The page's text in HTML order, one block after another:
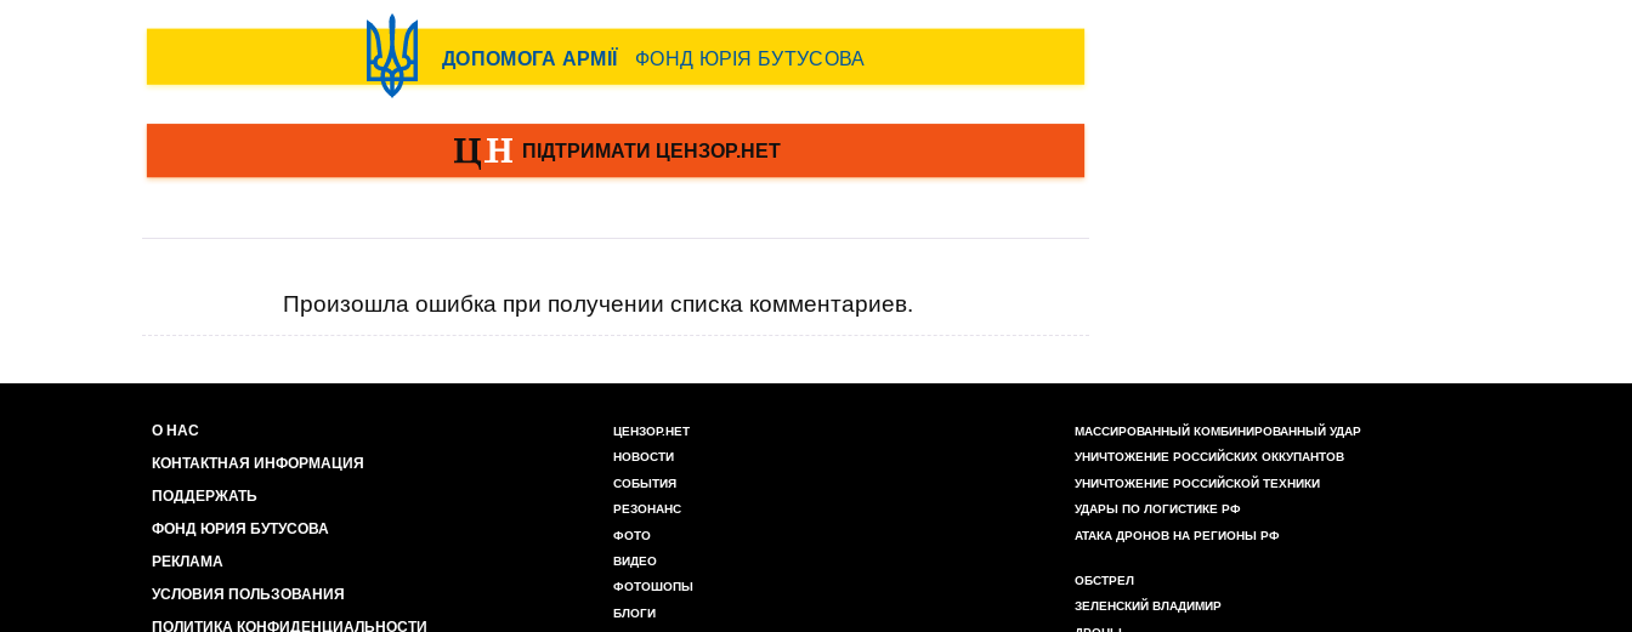
Произошла ошибка при получении списка комментариев.
О НАС
КОНТАКТНАЯ ИНФОРМАЦИЯ
ПОДДЕРЖАТЬ
ФОНД ЮРИЯ БУТУСОВА
РЕКЛАМА
УСЛОВИЯ ПОЛЬЗОВАНИЯ
ПОЛИТИКА КОНФИДЕНЦИАЛЬНОСТИ
ЦЕНЗОР.НЕТ
НОВОСТИ
СОБЫТИЯ
РЕЗОНАНС
ФОТО
ВИДЕО
ФОТОШОПЫ
БЛОГИ
МАССИРОВАННЫЙ КОМБИНИРОВАННЫЙ УДАР
УНИЧТОЖЕНИЕ РОССИЙСКИХ ОККУПАНТОВ
УНИЧТОЖЕНИЕ РОССИЙСКОЙ ТЕХНИКИ
УДАРЫ ПО ЛОГИСТИКЕ РФ
АТАКА ДРОНОВ НА РЕГИОНЫ РФ
ОБСТРЕЛ
ЗЕЛЕНСКИЙ ВЛАДИМИР